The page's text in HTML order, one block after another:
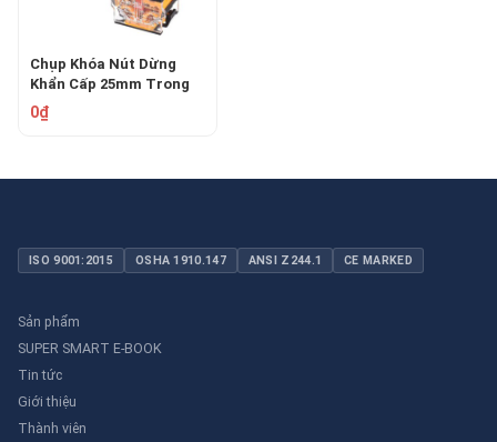
Chụp Khóa Nút Dừng
Khẩn Cấp 25mm Trong
Suốt PROLOCKEY
SBL01M-D25
0₫
ISO 9001:2015 OSHA 1910.147 ANSI Z244.1 CE MARKED
Sản phẩm
SUPER SMART E-BOOK
Tin tức
Giới thiệu
Thành viên